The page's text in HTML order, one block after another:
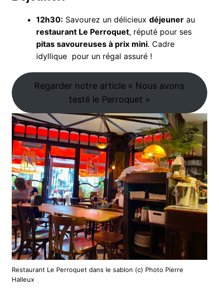
12h30: Savourez un délicieux déjeunerau
restaurant Le Perroquet, réputé pour ses
pitas savoureuses à prix mini. Cadre
idyllique ️ pour un régal assuré !
Regarder notre article « Nous avons
testé le Perroquet »
Restaurant Le Perroquet dans le sablon (c) Photo Pierre
Halleux